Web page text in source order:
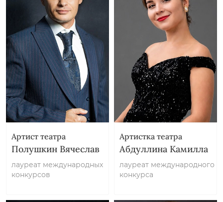
Артист театра
Полушкин Вячеслав
лауреат международных
конкурсов
Артистка театра
Абдуллина Камилла
лауреат международного
конкурса